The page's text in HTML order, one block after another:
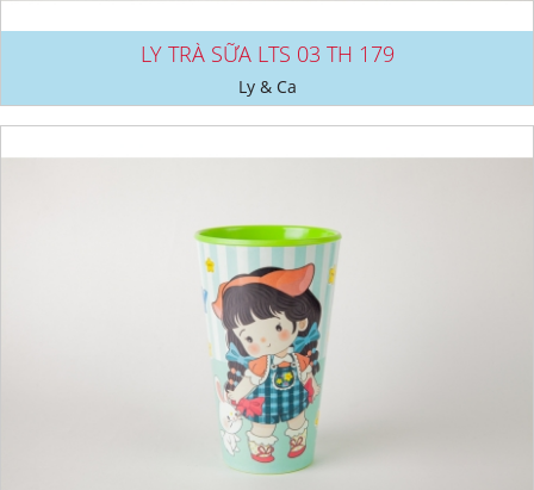
LY TRÀ SỮA LTS 03 TH 179
Ly & Ca